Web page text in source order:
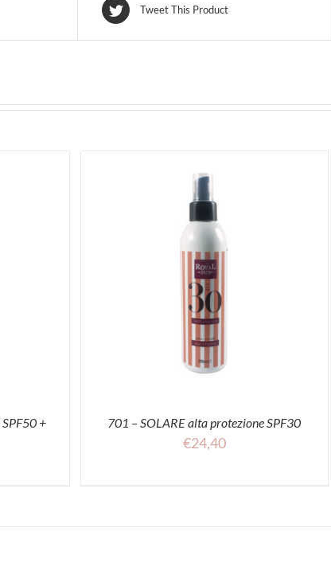
Tweet This Product
+ 701 – SOLARE alta protezione SPF30
€24,40
ACQUISTA